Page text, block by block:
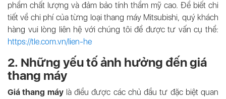
phẩm chất lượng và đảm bảo tính thẩm mỹ cao. Để biết chi
tiết về chi phí của từng loại thang máy Mitsubishi, quý khách
hàng vui lòng liên hệ với chúng tôi để được tư vấn cụ thể:
https://tle.com.vn/lien-he
2. Những yếu tố ảnh hưởng đến giá
thang máy
Giá thang máylà điều được các chủ đầu tư đặc biệt quan